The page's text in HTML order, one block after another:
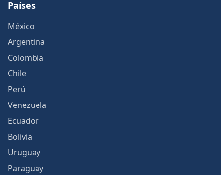
Países
México
Argentina
Colombia
Chile
Perú
Venezuela
Ecuador
Bolivia
Uruguay
Paraguay